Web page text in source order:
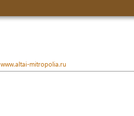
www.altai-mitropolia.ru